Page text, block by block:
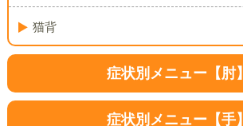
猫背
症状別メニュー【肘】
症状別メニュー【手】